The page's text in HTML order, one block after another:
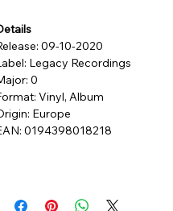
09-10-2020
Legacy Recordings
0
Vinyl, Album
Europe
0194398018218